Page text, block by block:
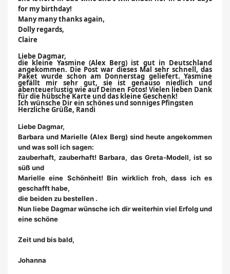
for my birthday!
Many many thanks again,
Dolly regards,
Claire
Liebe Dagmar,
die kleine Yasmine (Alex Berg) ist gut in Deutschland
angekommen. Die Post war dieses Mal sehr schnell, das
Paket wurde schon am Donnerstag geliefert. Yasmine
gefällt mir sehr gut, sie ist genauso niedlich und
abenteuerlustig wie auf Deinen Fotos! Vielen lieben Dank
für die hübsche Karte und das kleine Geschenk!
Ich wünsche Dir ein schönes und sonniges Pfingsten
Herzliche Grüße, Randi
Liebe Dagmar,
Barbara und Marielle (Alex Berg) sind heute angekommen
und was soll ich sagen:
zauberhaft, zauberhaft! Barbara, das Greta-Modell, ist so
süß und
Marielle eine Schönheit! Bin wirklich froh, dass ich es
geschafft habe,
die beiden zu bestellen .
Nun liebe Dagmar wünsche ich dir weiterhin viel Erfolg und
eine schöne
Zeit und bis bald,
Johanna